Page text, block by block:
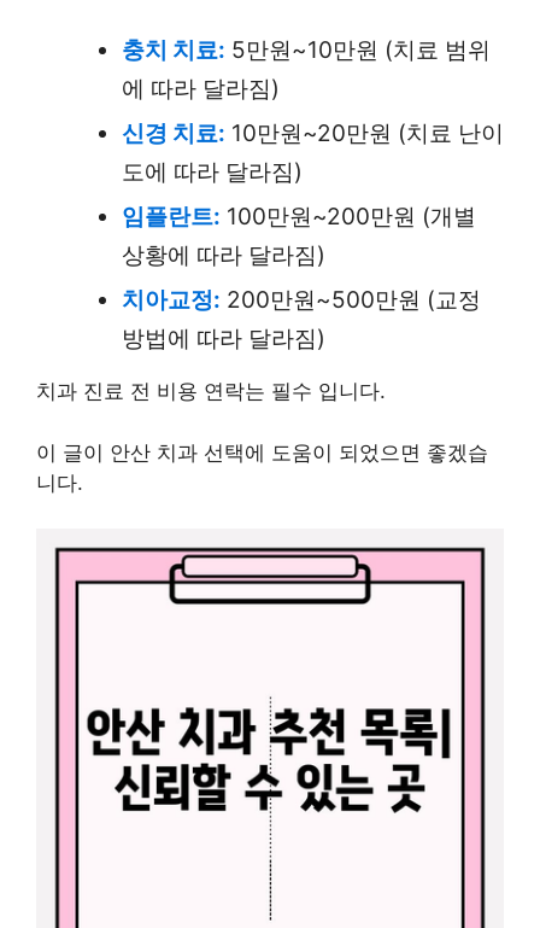
충치 치료: 5만원~10만원 (치료 범위
에 따라 달라짐)
신경 치료: 10만원~20만원 (치료 난이
도에 따라 달라짐)
임플란트: 100만원~200만원 (개별
상황에 따라 달라짐)
치아교정: 200만원~500만원 (교정
방법에 따라 달라짐)
치과 진료 전 비용 연락는 필수 입니다.
이 글이 안산 치과 선택에 도움이 되었으면 좋겠습
니다.